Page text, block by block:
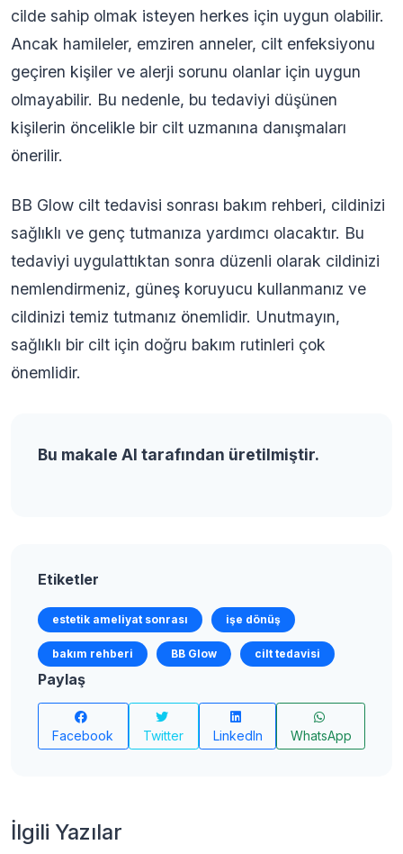
cilde sahip olmak isteyen herkes için uygun olabilir.
Ancak hamileler, emziren anneler, cilt enfeksiyonu
geçiren kişiler ve alerji sorunu olanlar için uygun
olmayabilir. Bu nedenle, bu tedaviyi düşünen
kişilerin öncelikle bir cilt uzmanına danışmaları
önerilir.
BB Glow cilt tedavisi sonrası bakım rehberi, cildinizi
sağlıklı ve genç tutmanıza yardımcı olacaktır. Bu
tedaviyi uygulattıktan sonra düzenli olarak cildinizi
nemlendirmeniz, güneş koruyucu kullanmanız ve
cildinizi temiz tutmanız önemlidir. Unutmayın,
sağlıklı bir cilt için doğru bakım rutinleri çok
önemlidir.
Bu makale AI tarafından üretilmiştir.
Etiketler
estetik ameliyat sonrası işe dönüş
bakım rehberi BB Glow cilt tedavisi
Paylaş
Facebook Twitter LinkedIn WhatsApp
İlgili Yazılar